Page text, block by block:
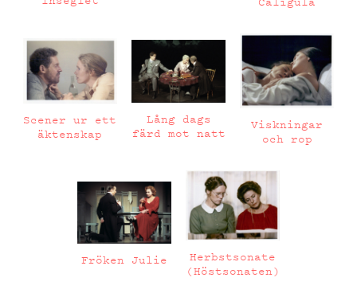
Scener ur ett
äktenskap
Lång dags
färd mot natt
Viskningar
och rop
Fröken Julie
Herbstsonate
(Höstsonaten)